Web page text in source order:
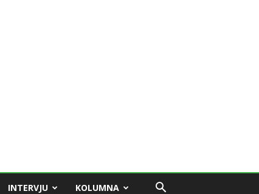
INTERVJU KOLUMNA